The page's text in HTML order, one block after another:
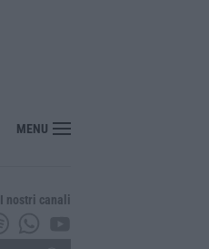
MENU
I nostri canali